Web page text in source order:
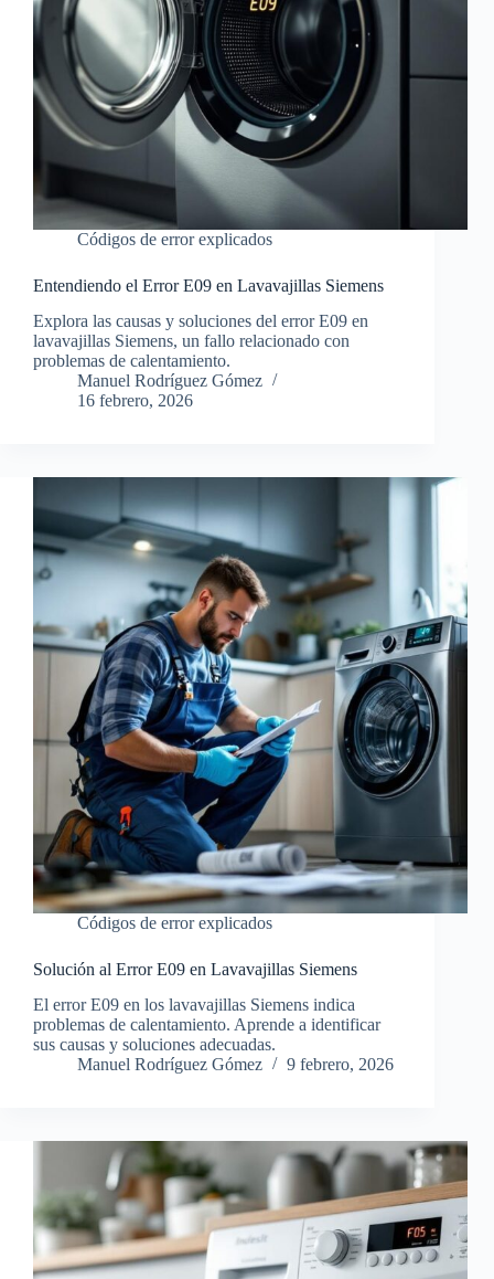
Códigos de error explicados
Entendiendo el Error E09 en Lavavajillas Siemens
Explora las causas y soluciones del error E09 en
lavavajillas Siemens, un fallo relacionado con
problemas de calentamiento.
Manuel Rodríguez Gómez
16 febrero, 2026
Códigos de error explicados
Solución al Error E09 en Lavavajillas Siemens
El error E09 en los lavavajillas Siemens indica
problemas de calentamiento. Aprende a identificar
sus causas y soluciones adecuadas.
Manuel Rodríguez Gómez
9 febrero, 2026